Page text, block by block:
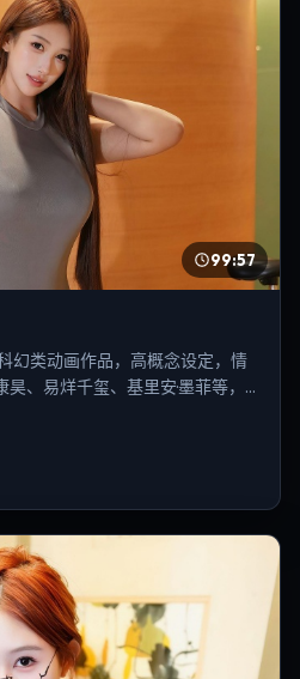
99:57
幻类动画作品，高概念设定，情
、易烊千玺、基里安·墨菲等，